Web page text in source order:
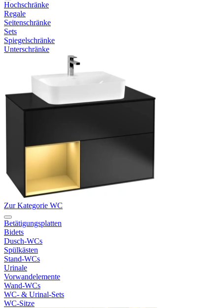
Hochschränke
Regale
Seitenschränke
Sets
Spiegelschränke
Unterschränke
Zur Kategorie WC
Betätigungsplatten
Bidets
Dusch-WCs
Spülkästen
Stand-WCs
Urinale
Vorwandelemente
Wand-WCs
WC- & Urinal-Sets
WC-Sitze